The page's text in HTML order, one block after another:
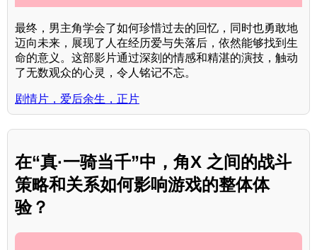
最终，男主角学会了如何珍惜过去的回忆，同时也勇敢地
迈向未来，展现了人在经历爱与失落后，依然能够找到生
命的意义。这部影片通过深刻的情感和精湛的演技，触动
了无数观众的心灵，令人铭记不忘。
剧情片，爱后余生，正片
在“真·一骑当千”中，角X 之间的战斗
策略和关系如何影响游戏的整体体
验？